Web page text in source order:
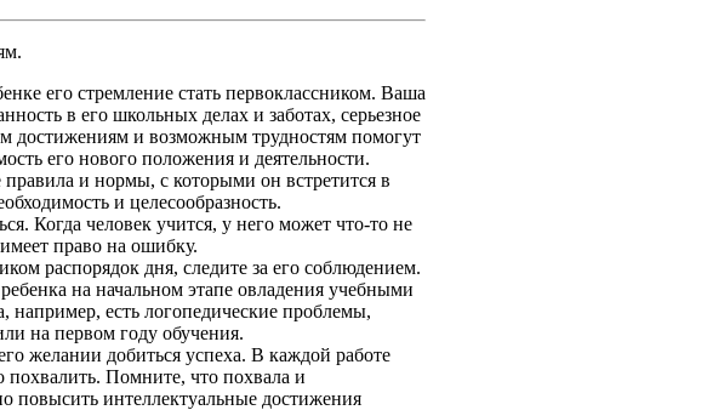
его стремление стать первоклассником. Ваша
в его школьных делах и заботах, серьезное
достижениям и возможным трудностям помогут
его нового положения и деятельности.
правила и нормы, с которыми он встретится в
и целесообразность.
Когда человек учится, у него может что-то не
имеет право на ошибку.
распорядок дня, следите за его соблюдением.
на начальном этапе овладения учебными
например, есть логопедические проблемы,
на первом году обучения.
желании добиться успеха. В каждой работе
похвалить. Помните, что похвала и
повысить интеллектуальные достижения